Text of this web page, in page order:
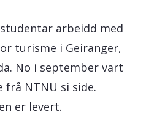
arbeidd med
turisme i Geiranger,
No i september vart
NTNU si side.
er levert.